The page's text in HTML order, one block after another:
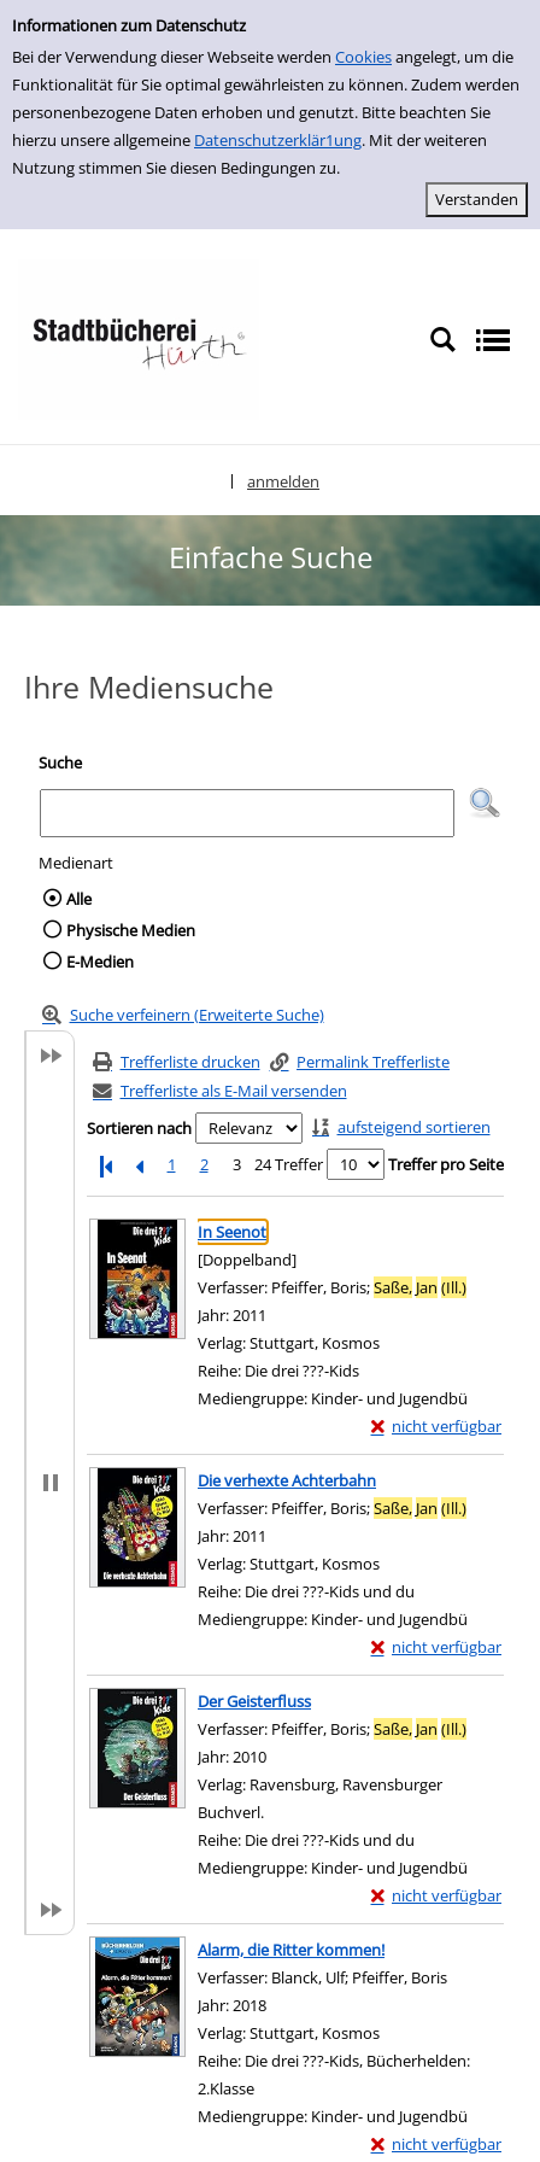
Einfache Suche
Informationen zum Datenschutz
Bei der Verwendung dieser Webseite werden Cookiesangelegt, um die
Funktionalität für Sie optimal gewährleisten zu können. Zudem werden
personenbezogene Daten erhoben und genutzt. Bitte beachten Sie
hierzu unsere allgemeine Datenschutzerklär1ung. Mit der weiteren
Nutzung stimmen Sie diesen Bedingungen zu.
zur Navigation springen
zum Inhalt springen
Zu den Suchfiltern springen
Zur Trefferliste springen
anmelden
Einfache Suche
Ihre Mediensuche
Suche
Medienart
Wählen Sie die Medienart nach der Sie
Alle
Physische Medien
E-Medien
Suche verfeinern (Erweiterte Suche)
Trefferliste drucken
Permalink Trefferliste
Trefferliste als E-Mail versenden
Sortieren nach
aufsteigend sortieren
1
2 3 24 Treffer Treffer pro Seite
Suchergebnis
Zu den Suchfiltern springen
In Seenot
[Doppelband]
Verfasser: Pfeiffer, Boris;Saße, Jan (Ill.)
Jahr:2011
Verlag:Stuttgart, Kosmos
Reihe: Die drei ???-Kids
Mediengruppe: Kinder- und Jugendbü
nicht verfügbar
Exemplar-Details von
Zum Download von
Die verhexte Achterbahn
Verfasser: Pfeiffer, Boris;Saße, Jan (Ill.)
Jahr:2011
Verlag:Stuttgart, Kosmos
Reihe: Die drei ???-Kids und du
Mediengruppe: Kinder- und Jugendbü
nicht verfügbar
Exemplar-Details von
Zum Download von
Der Geisterfluss
Verfasser: Pfeiffer, Boris;Saße, Jan (Ill.)
Jahr:2010
Verlag: Ravensburg, Ravensburger
Buchverl.
Reihe: Die drei ???-Kids und du
Mediengruppe: Kinder- und Jugendbü
nicht verfügbar
Exemplar-Details von
Zum Download von
Alarm, die Ritter kommen!
Verfasser: Blanck, Ulf; Pfeiffer, Boris
Jahr:2018
Verlag:Stuttgart, Kosmos
Reihe: Die drei ???-Kids, Bücherhelden:
2.Klasse
Mediengruppe: Kinder- und Jugendbü
nicht verfügbar
Exemplar-Details von